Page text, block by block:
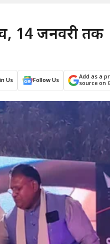
14 जनवरी तक
Us Follow Us
Add as a
source on